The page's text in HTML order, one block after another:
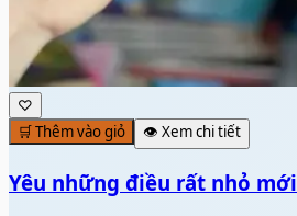
♡
🛒 Thêm vào giỏ
👁️ Xem chi tiết
Yêu những điều rất nhỏ mới